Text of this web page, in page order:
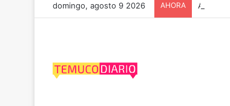
domingo, agosto 9 2026 AHORA